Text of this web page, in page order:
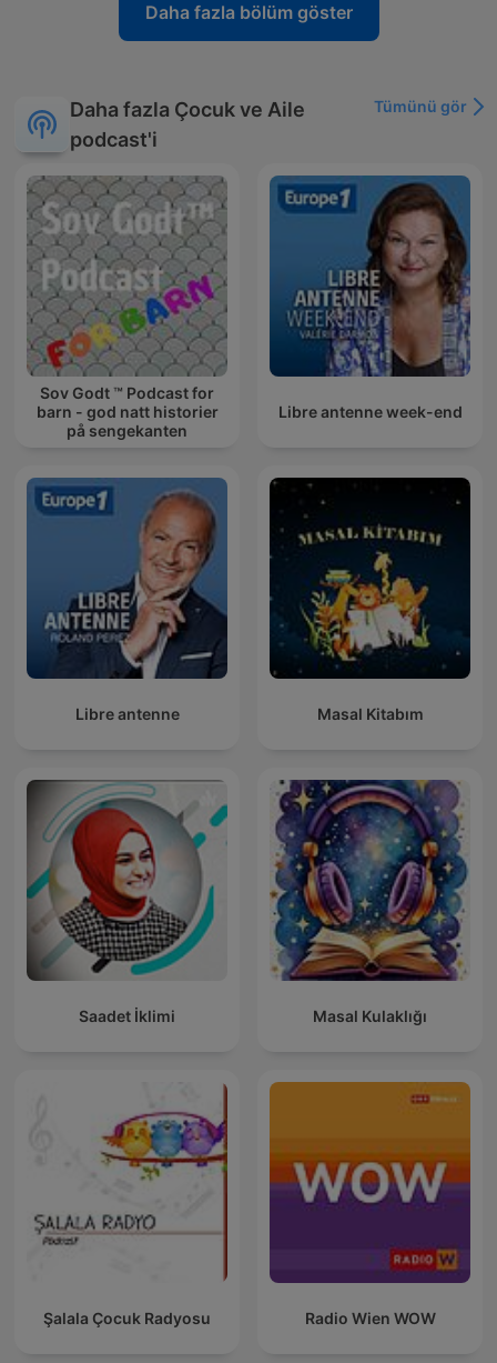
Daha fazla bölüm göster
Daha fazla Çocuk ve Aile
podcast'i
Tümünü gör
Sov Godt ™ Podcast for
barn - god natt historier
på sengekanten
Libre antenne week-end
Libre antenne Masal Kitabım
Saadet İklimi Masal Kulaklığı
Şalala Çocuk Radyosu Radio Wien WOW